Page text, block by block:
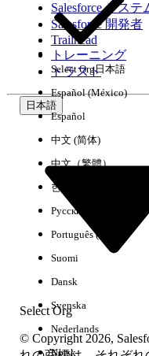
環境
Salesforce システ
Salesforce 開発者
Trailhead
トレーニング
トラスト
日本語
Select Org
Select Org日本語
Español (México)
Español
中文 (简体)
中文（繁體）
한국어
Русский
Português (Brasil)
Suomi
Dansk
Svenska
Nederlands
Norsk
© Copyright 2026,